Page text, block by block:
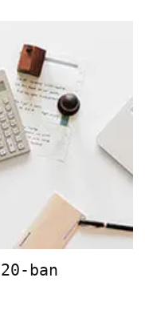
ban